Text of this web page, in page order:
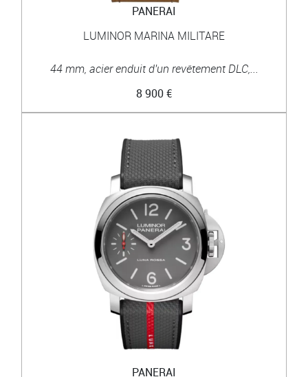
PANERAI
LUMINOR MARINA MILITARE
44 mm, acier enduit d'un revêtement DLC,...
8 900 €
PANERAI